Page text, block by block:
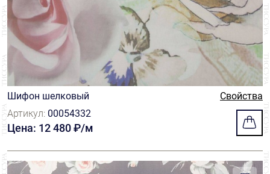
Шифон шелковый
Свойства
Артикул: 00054332
Цена: 12 480 ₽/м